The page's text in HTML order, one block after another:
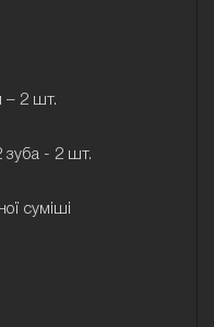
– 2 шт.
зуба - 2 шт.
суміші